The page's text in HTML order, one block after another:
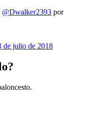
@Dwalker2393 por
de julio de 2018